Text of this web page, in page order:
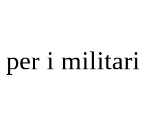
per i militari